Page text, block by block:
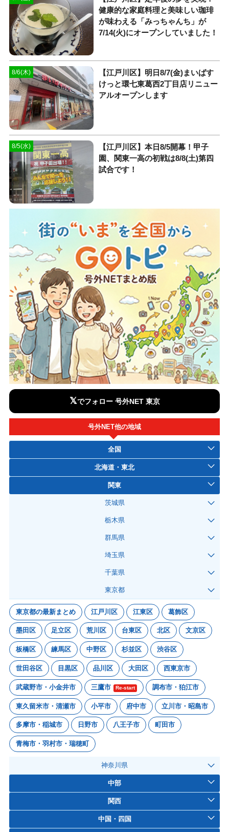
健康的な家庭料理と美味しい珈琲
が味わえる「みっちゃんち」が
7/14(火)にオープンしていました！
8/6(木)
【江戸川区】明日8/7(金)まいばす
けっと環七東葛西2丁目店リニュー
アルオープンします
8/5(水)
【江戸川区】本日8/5開幕！甲子
園、関東一高の初戦は8/8(土)第四
試合です！
𝕏でフォロー 号外NET 東京
号外NET他の地域
全国
北海道・東北
関東
茨城県
栃木県
群馬県
埼玉県
千葉県
東京都
東京都の最新まとめ 江戸川区 江東区 葛飾区
墨田区 足立区 荒川区 台東区 北区 文京区
板橋区 練馬区 中野区 杉並区 渋谷区
世田谷区 目黒区 品川区 大田区 西東京市
武蔵野市・小金井市 三鷹市 Re-start 調布市・狛江市
東久留米市・清瀬市 小平市 府中市 立川市・昭島市
多摩市・稲城市 日野市 八王子市 町田市
青梅市・羽村市・瑞穂町
神奈川県
中部
関西
中国・四国